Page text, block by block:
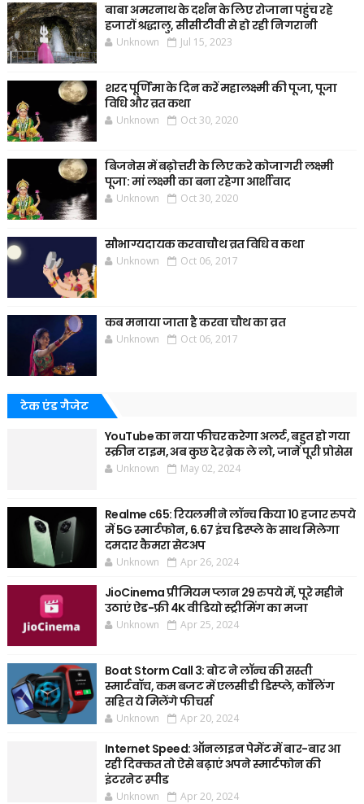
बाबा अमरनाथ के दर्शन के लिए रोजाना पहुंच रहे
हजारों श्रद्धालु, सीसीटीवी से हो रही निगरानी
Unknown Jul 15, 2023
शरद पूर्णिमा के दिन करें महालक्ष्मी की पूजा, पूजा
विधि और व्रत कथा
Unknown Oct 30, 2020
बिजनेस में बढ़ोत्तरी के लिए करे कोजागरी लक्ष्मी
पूजा: मां लक्ष्मी का बना रहेगा आर्शीवाद
Unknown Oct 30, 2020
सौभाग्यदायक करवाचौथ व्रत विधि व कथा
Unknown Oct 06, 2017
कब मनाया जाता है करवा चौथ का व्रत
Unknown Oct 06, 2017
टेक एंड गैजेट
YouTube का नया फीचर करेगा अलर्ट, बहुत हो गया
स्क्रीन टाइम, अब कुछ देर ब्रेक ले लो, जानें पूरी प्रोसेस
Unknown May 02, 2024
Realme c65: रियलमी ने लॉन्च किया 10 हजार रुपये
में 5G स्मार्टफोन, 6.67 इंच डिस्प्ले के साथ मिलेगा
दमदार कैमरा सेटअप
Unknown Apr 26, 2024
JioCinema प्रीमियम प्लान 29 रुपये में, पूरे महीने
उठाएं ऐड-फ्री 4K वीडियो स्ट्रीमिंग का मजा
Unknown Apr 25, 2024
Boat Storm Call 3: बोट ने लॉन्च की सस्ती
स्मार्टवॉच, कम बजट में एलसीडी डिस्प्ले, कॉलिंग
सहित ये मिलेंगे फीचर्स
Unknown Apr 20, 2024
Internet Speed: ऑनलाइन पेमेंट में बार-बार आ
रही दिक्कत तो ऐसे बढ़ाएं अपने स्मार्टफोन की
इंटरनेट स्पीड
Unknown Apr 20, 2024